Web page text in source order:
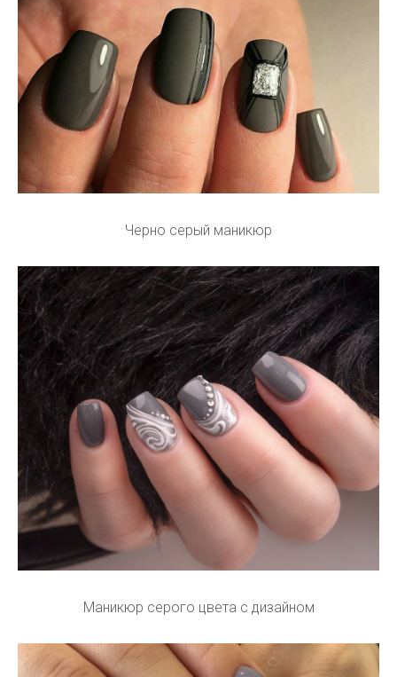
Черно серый маникюр
Маникюр серого цвета с дизайном